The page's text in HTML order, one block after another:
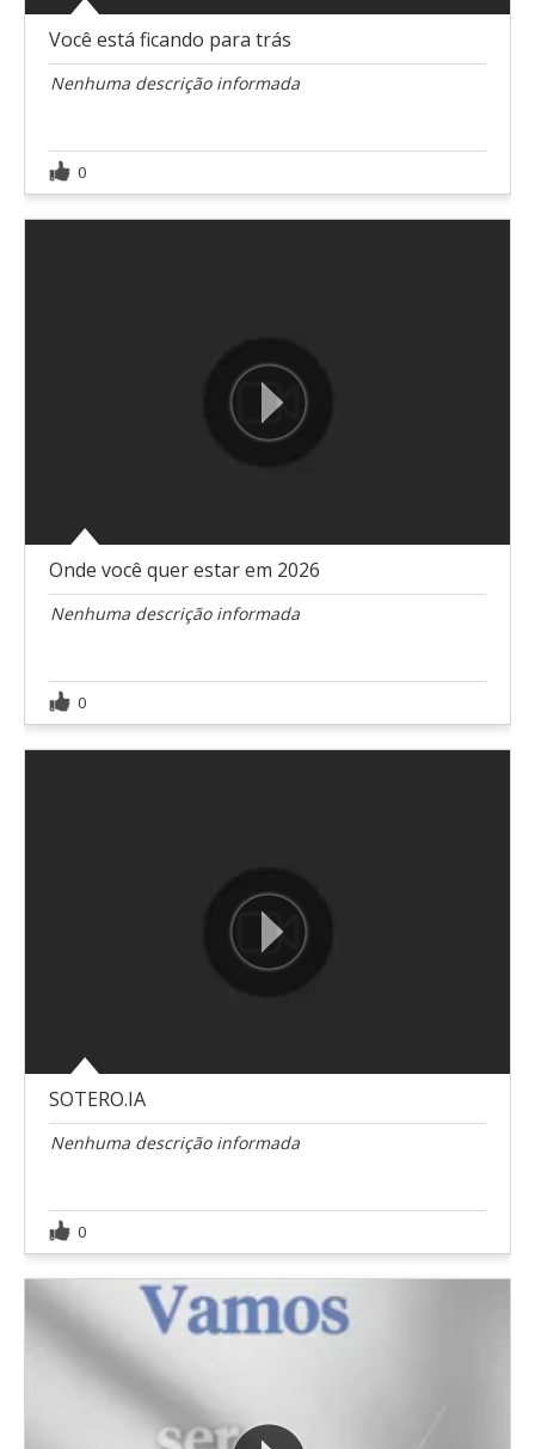
Você está ficando para trás
Nenhuma descrição informada
0
Onde você quer estar em 2026
Nenhuma descrição informada
0
SOTERO.IA
Nenhuma descrição informada
0